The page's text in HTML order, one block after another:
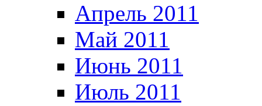
Апрель 2011
Май 2011
Июнь 2011
Июль 2011